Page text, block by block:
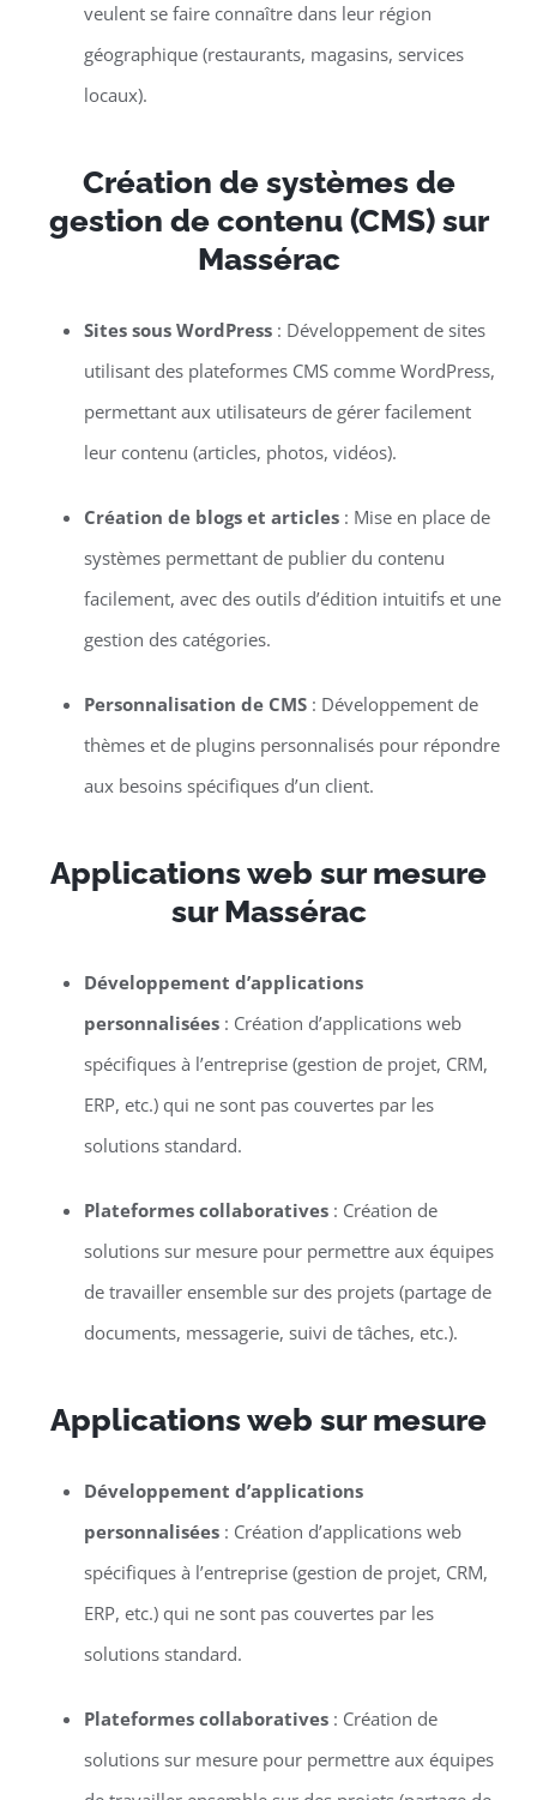
veulent se faire connaître dans leur région
géographique (restaurants, magasins, services
locaux).
Création de systèmes de
gestion de contenu (CMS) sur
Massérac
Sites sous WordPress: Développement de sites
utilisant des plateformes CMS comme WordPress,
permettant aux utilisateurs de gérer facilement
leur contenu (articles, photos, vidéos).
Création de blogs et articles: Mise en place de
systèmes permettant de publier du contenu
facilement, avec des outils d’édition intuitifs et une
gestion des catégories.
Personnalisation de CMS: Développement de
thèmes et de plugins personnalisés pour répondre
aux besoins spécifiques d’un client.
Applications web sur mesure
sur Massérac
Développement d’applications
personnalisées: Création d’applications web
spécifiques à l’entreprise (gestion de projet, CRM,
ERP, etc.) qui ne sont pas couvertes par les
solutions standard.
Plateformes collaboratives: Création de
solutions sur mesure pour permettre aux équipes
de travailler ensemble sur des projets (partage de
documents, messagerie, suivi de tâches, etc.).
Applications web sur mesure
Développement d’applications
personnalisées: Création d’applications web
spécifiques à l’entreprise (gestion de projet, CRM,
ERP, etc.) qui ne sont pas couvertes par les
solutions standard.
Plateformes collaboratives: Création de
solutions sur mesure pour permettre aux équipes